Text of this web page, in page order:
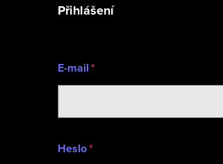
Přihlášení
E-mail
Heslo